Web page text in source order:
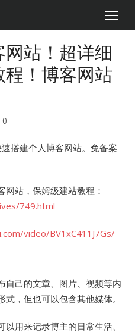
站！超详细
！博客网站
0
搭建个人博客网站。免备案
站，保姆级建站教程：
749.html
video/BV1xC411J7Gs/
自己的文章、图片、视频等内
，但也可以包含其他媒体。
用来记录博主的日常生活、